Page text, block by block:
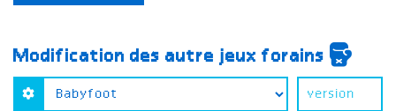
Modification des autre jeux forains